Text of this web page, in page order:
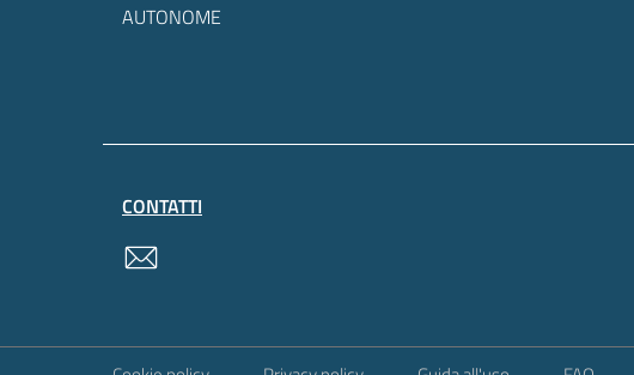
AUTONOME
CONTATTI